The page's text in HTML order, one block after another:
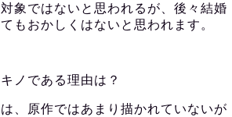
象ではないと思われるが、後々結婚
もおかしくはないと思われます。
ノである理由は？
、原作ではあまり描かれていないが